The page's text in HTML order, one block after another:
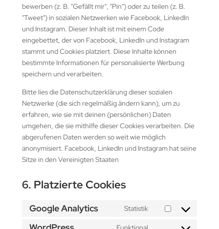
bewerben (z. B. "Gefällt mir", "Pin") oder zu teilen (z. B.
"Tweet") in sozialen Netzwerken wie Facebook, LinkedIn
und Instagram. Dieser Inhalt ist mit einem Code
eingebettet, der von Facebook, LinkedIn und Instagram
stammt und Cookies platziert. Diese Inhalte können
bestimmte Informationen für personalisierte Werbung
speichern und verarbeiten.
Bitte lies die Datenschutzerklärung dieser sozialen
Netzwerke (die sich regelmäßig ändern kann), um zu
erfahren, wie sie mit deinen (persönlichen) Daten
umgehen, die sie mithilfe dieser Cookies verarbeiten. Die
abgerufenen Daten werden so weit wie möglich
anonymisiert. Facebook, LinkedIn und Instagram hat seine
Sitze in den Vereinigten Staaten
6. Platzierte Cookies
Google Analytics Statistik
Consent